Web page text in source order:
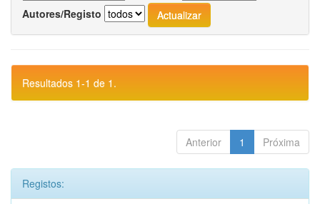
Autores/Registo
Resultados 1-1 de 1.
Anterior 1 Próxima
Registos: